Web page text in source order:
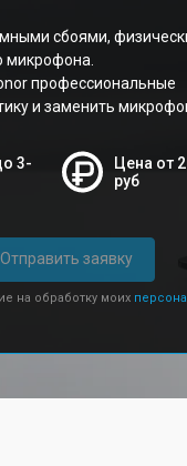
сбоями,
микрофона.
профессиональные
и заменить
3-
Цена от
руб
Отправить заявку
на обработку моих